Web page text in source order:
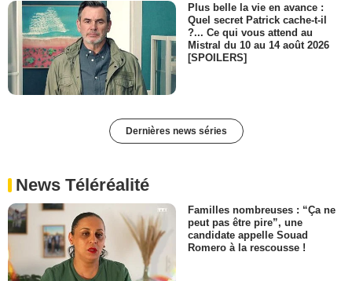
Plus belle la vie en avance :
Quel secret Patrick cache-t-il
?... Ce qui vous attend au
Mistral du 10 au 14 août 2026
[SPOILERS]
Dernières news séries
News Téléréalité
Familles nombreuses : “Ça ne
peut pas être pire”, une
candidate appelle Souad
Romero à la rescousse !